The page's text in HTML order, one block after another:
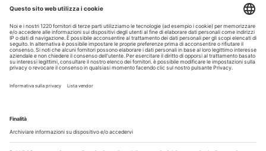
Cercasi assistente alla poltrona in Cusago
30 Luglio 2026
Pistoia - studio cerca segretaria